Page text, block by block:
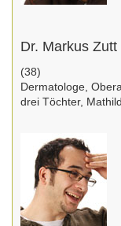
Dr. Markus Zutt
(38)
Dermatologe,
drei Töchter,